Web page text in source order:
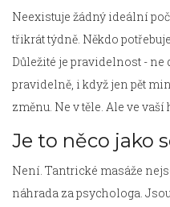
Neexistuje žádný ideální
třikrát týdně. Někdo
Důležité je pravidelnost - ne
pravidelně, i když jen pět
změnu. Ne v těle. Ale ve vaší
Je to něco jako
Není. Tantrické masáže
náhrada za psychologa.